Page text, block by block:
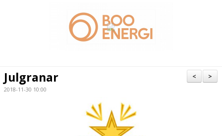
OM KLUBBEN
>
<
Julgranar
2018-11-30 10:00